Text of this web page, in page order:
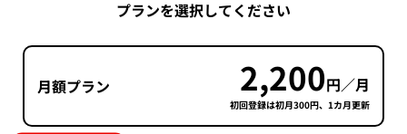
プランを選択してください
月額プラン 2,200円／月
初回登録は初月300円、1カ月更新